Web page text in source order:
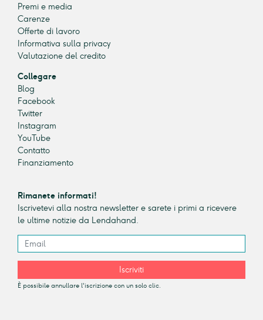
Premi e media
Carenze
Offerte di lavoro
Informativa sulla privacy
Valutazione del credito
Collegare
Blog
Facebook
Twitter
Instagram
YouTube
Contatto
Finanziamento
Rimanete informati!
Iscrivetevi alla nostra newsletter e sarete i primi a ricevere
le ultime notizie da Lendahand.
Iscriviti
È possibile annullare l'iscrizione con un solo clic.